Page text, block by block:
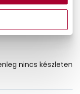
nincs készleten